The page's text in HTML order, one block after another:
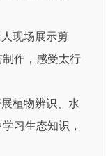
现场展示剪
作，感受太行
植物辨识、水
习生态知识，